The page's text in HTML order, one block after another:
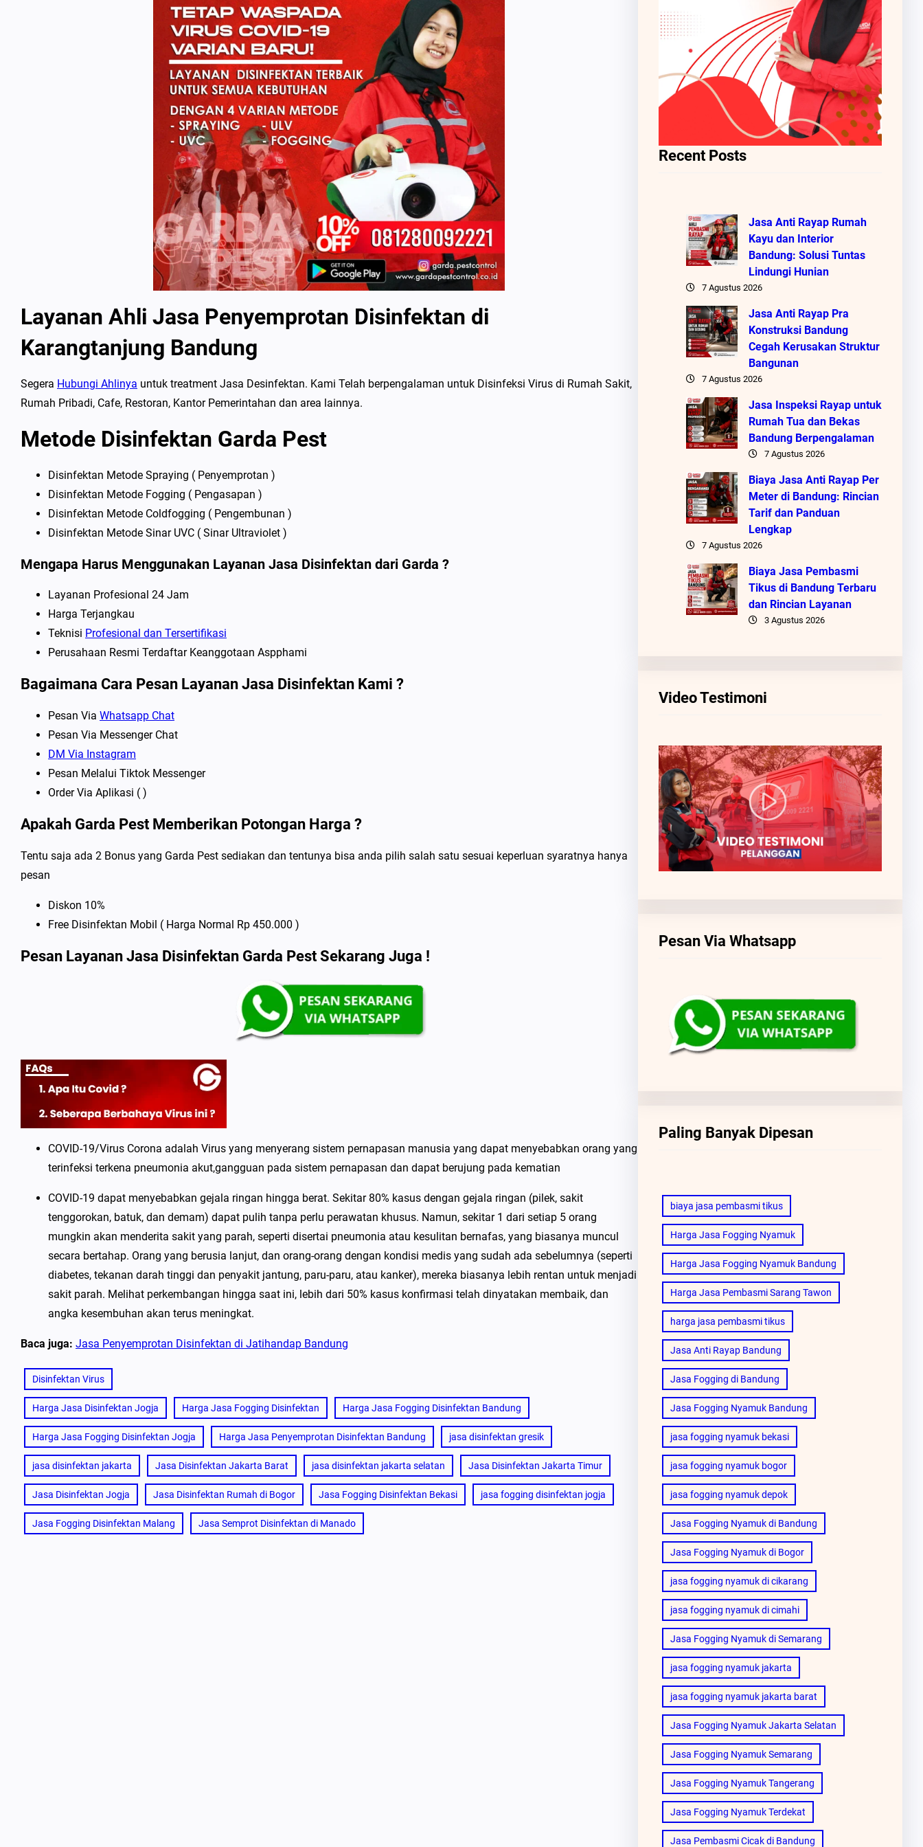
Layanan Ahli Jasa Penyemprotan Disinfektan di
Karangtanjung Bandung
Segera Hubungi Ahlinya untuk treatment Jasa Desinfektan. Kami Telah berpengalaman untuk Disinfeksi Virus di Rumah Sakit,
Rumah Pribadi, Cafe, Restoran, Kantor Pemerintahan dan area lainnya.
Metode Disinfektan Garda Pest
Disinfektan Metode Spraying ( Penyemprotan )
Disinfektan Metode Fogging ( Pengasapan )
Disinfektan Metode Coldfogging ( Pengembunan )
Disinfektan Metode Sinar UVC ( Sinar Ultraviolet )
Mengapa Harus Menggunakan Layanan Jasa Disinfektan dari Garda ?
Layanan Profesional 24 Jam
Harga Terjangkau
Teknisi Profesional dan Tersertifikasi
Perusahaan Resmi Terdaftar Keanggotaan Aspphami
Bagaimana Cara Pesan Layanan Jasa Disinfektan Kami ?
Pesan Via Whatsapp Chat
Pesan Via Messenger Chat
DM Via Instagram
Pesan Melalui Tiktok Messenger
Order Via Aplikasi ( )
Apakah Garda Pest Memberikan Potongan Harga ?
Tentu saja ada 2 Bonus yang Garda Pest sediakan dan tentunya bisa anda pilih salah satu sesuai keperluan syaratnya hanya
pesan
Diskon 10%
Free Disinfektan Mobil ( Harga Normal Rp 450.000 )
Pesan Layanan Jasa Disinfektan Garda Pest Sekarang Juga !
COVID-19/Virus Corona adalah Virus yang menyerang sistem pernapasan manusia yang dapat menyebabkan orang yang
terinfeksi terkena pneumonia akut,gangguan pada sistem pernapasan dan dapat berujung pada kematian
COVID-19 dapat menyebabkan gejala ringan hingga berat. Sekitar 80% kasus dengan gejala ringan (pilek, sakit
tenggorokan, batuk, dan demam) dapat pulih tanpa perlu perawatan khusus. Namun, sekitar 1 dari setiap 5 orang
mungkin akan menderita sakit yang parah, seperti disertai pneumonia atau kesulitan bernafas, yang biasanya muncul
secara bertahap. Orang yang berusia lanjut, dan orang-orang dengan kondisi medis yang sudah ada sebelumnya (seperti
diabetes, tekanan darah tinggi dan penyakit jantung, paru-paru, atau kanker), mereka biasanya lebih rentan untuk menjadi
sakit parah. Melihat perkembangan hingga saat ini, lebih dari 50% kasus konfirmasi telah dinyatakan membaik, dan
angka kesembuhan akan terus meningkat.
Baca juga: Jasa Penyemprotan Disinfektan di Jatihandap Bandung
Disinfektan Virus
Harga Jasa Disinfektan Jogja Harga Jasa Fogging Disinfektan Harga Jasa Fogging Disinfektan Bandung
Harga Jasa Fogging Disinfektan Jogja Harga Jasa Penyemprotan Disinfektan Bandung jasa disinfektan gresik
jasa disinfektan jakarta Jasa Disinfektan Jakarta Barat jasa disinfektan jakarta selatan Jasa Disinfektan Jakarta Timur
Jasa Disinfektan Jogja Jasa Disinfektan Rumah di Bogor Jasa Fogging Disinfektan Bekasi jasa fogging disinfektan jogja
Jasa Fogging Disinfektan Malang Jasa Semprot Disinfektan di Manado
Recent Posts
Jasa Anti Rayap Rumah
Kayu dan Interior
Bandung: Solusi Tuntas
Lindungi Hunian
7 Agustus 2026
Jasa Anti Rayap Pra
Konstruksi Bandung
Cegah Kerusakan Struktur
Bangunan
7 Agustus 2026
Jasa Inspeksi Rayap untuk
Rumah Tua dan Bekas
Bandung Berpengalaman
7 Agustus 2026
Biaya Jasa Anti Rayap Per
Meter di Bandung: Rincian
Tarif dan Panduan
Lengkap
7 Agustus 2026
Biaya Jasa Pembasmi
Tikus di Bandung Terbaru
dan Rincian Layanan
3 Agustus 2026
Video Testimoni
Pesan Via Whatsapp
Paling Banyak Dipesan
biaya jasa pembasmi tikus
Harga Jasa Fogging Nyamuk
Harga Jasa Fogging Nyamuk Bandung
Harga Jasa Pembasmi Sarang Tawon
harga jasa pembasmi tikus
Jasa Anti Rayap Bandung
Jasa Fogging di Bandung
Jasa Fogging Nyamuk Bandung
jasa fogging nyamuk bekasi
jasa fogging nyamuk bogor
jasa fogging nyamuk depok
Jasa Fogging Nyamuk di Bandung
Jasa Fogging Nyamuk di Bogor
jasa fogging nyamuk di cikarang
jasa fogging nyamuk di cimahi
Jasa Fogging Nyamuk di Semarang
jasa fogging nyamuk jakarta
jasa fogging nyamuk jakarta barat
Jasa Fogging Nyamuk Jakarta Selatan
Jasa Fogging Nyamuk Semarang
Jasa Fogging Nyamuk Tangerang
Jasa Fogging Nyamuk Terdekat
Jasa Pembasmi Cicak di Bandung